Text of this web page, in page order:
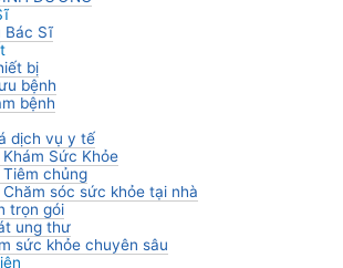
Bác Sĩ
bị
bệnh
bệnh
dịch vụ y tế
Sức Khỏe
chủng
sóc sức khỏe tại nhà
trọn gói
ung thư
sức khỏe chuyên sâu